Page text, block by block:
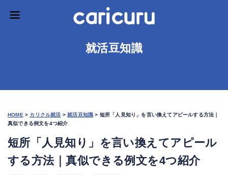
就活豆知識
HOME > カリクル就活 >就活豆知識 > 短所「人見知り」を言い換えてアピールする方法｜
真似できる例文を4つ紹介
短所「人見知り」を言い換えてアピール
する方法｜真似できる例文を4つ紹介